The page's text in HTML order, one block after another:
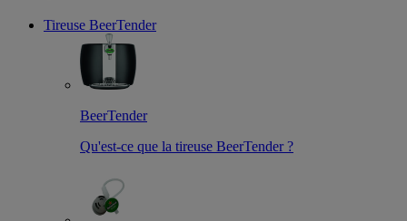
Tireuse BeerTender
BeerTender
Qu'est-ce que la tireuse BeerTender ?